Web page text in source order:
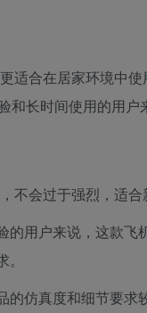
适合在居家环境中
长时间使用的用户
不会过于强烈，适合
的用户来说，这款
的仿真度和细节要